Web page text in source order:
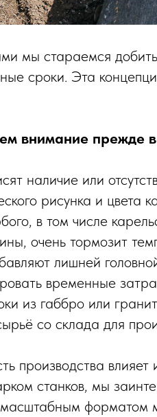
мы стараемся
сроки. Эта
внимание прежде
наличие или
рисунка и цвета
в том числе
очень тормозит
лишней
временные
из габбро или
со склада для
производства
станков, мы
масштабным форматом